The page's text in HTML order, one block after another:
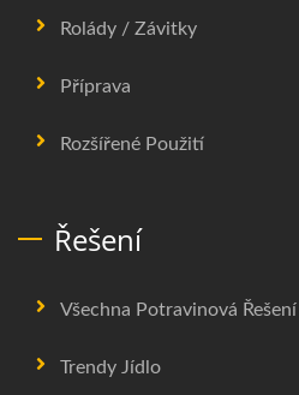
Rolády / Závitky
Příprava
Rozšířené Použití
Řešení
Všechna Potravinová Řešení
Trendy Jídlo